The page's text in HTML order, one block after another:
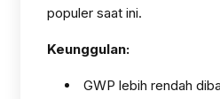
populer saat ini.
Keunggulan:
GWP lebih rendah